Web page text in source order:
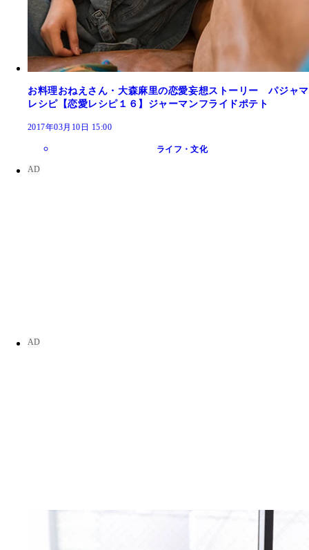
お料理おねえさん・大森麻里の恋愛妄想ストーリー パジャマ
レシピ【恋愛レシピ１６】ジャーマンフライドポテト
2017年03月10日 15:00
ライフ・文化